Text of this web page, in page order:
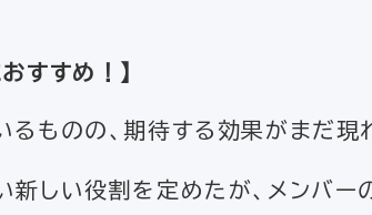
すすめ！ 】
ものの、期待する効果がまだ現
しい役割を定めたが、メンバー